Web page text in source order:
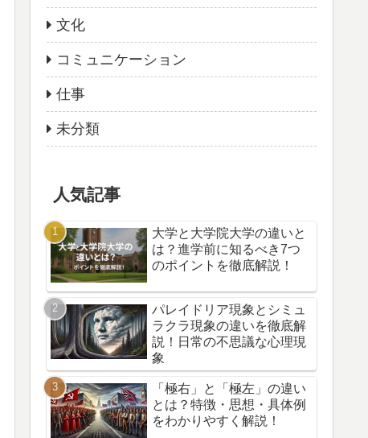
文化
コミュニケーション
仕事
未分類
人気記事
大学と大学院大学の違いと
は？進学前に知るべき7つ
のポイントを徹底解説！
パレイドリア現象とシミュ
ラクラ現象の違いを徹底解
説！日常の不思議な心理現
象
「極右」と「極左」の違い
とは？特徴・思想・具体例
をわかりやすく解説！